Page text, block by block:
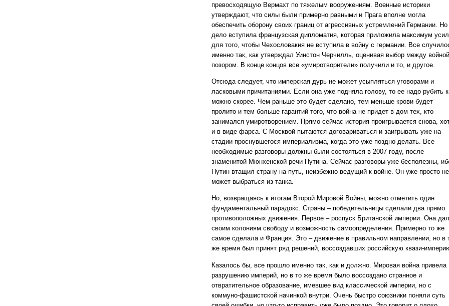
превосходящую Вермахт по тяжелым вооружениям. Военные историки
утверждают, что силы были примерно равными и Прага вполне могла
обеспечить оборону своих границ от агрессивных устремлений Германии. Но
дело вступила французская дипломатия, которая приложила максимум
для того, чтобы Чехословакия не вступила в войну с германии. Все
именно так, как утверждал Уинстон Черчилль, оценивая выбор между
позором. В конце концов все «умиротворители» получили и то, и другое.
Отсюда следует, что имперская дурь не может усыпляться уговорами и
ласковыми причитаниями. Если она уже подняла голову, то ее надо рубить
можно скорее. Чем раньше это будет сделано, тем меньше крови будет
пролито и тем больше гарантий того, что война не придет в дом тех, кто
занимался умиротворением. Прямо сейчас история проигрывается снова,
и в виде фарса. С Москвой пытаются договариваться и заигрывать уже на
стадии проснувшегося империализма, когда это уже поздно делать. Все
необходимые разговоры должны были состояться в 2007 году, после
знаменитой Мюнхенской речи Путина. Сейчас разговоры уже бесполезны,
Путин втащил страну на путь, неизбежно ведущий к войне. Он уже просто не
может выбраться из танка.
Но, возвращаясь к итогам Второй Мировой Войны, можно отметить один
фундаментальный парадокс. Страны – победительницы сделали два прямо
противоположных движения. Первое – роспуск Британской империи. Она
своим колониям свободу и возможность самоопределения. Примерно то же
самое сделала и Франция. Это – движение в правильном направлении, но в
же время был принят ряд решений, воссоздавших российскую квази-
Казалось бы, все прошло именно так, как и должно. Мировая война привела
разрушению империй, но в то же время было воссоздано странное и
отвратительное образование, имевшее вид классической империи, но с
коммуно-фашистской начинкой внутри. Очень быстро союзники поняли суть